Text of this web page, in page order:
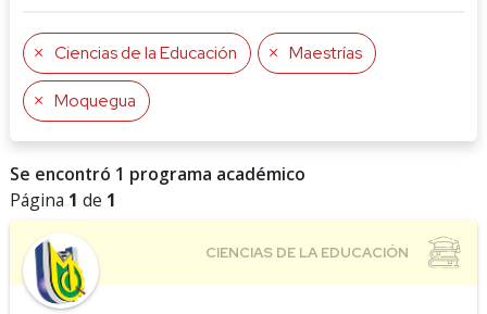
Ciencias de la Educación Maestrías
Moquegua
Se encontró 1 programa académico
Página 1 de 1